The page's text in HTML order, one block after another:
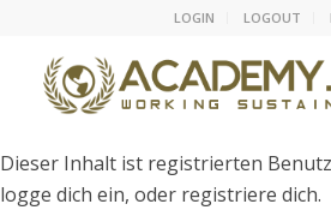
LOGIN LOGOUT
Dieser Inhalt ist registrierten
logge dich ein, oder registriere dich.